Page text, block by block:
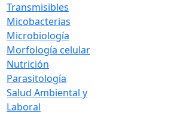
Transmisibles
Micobacterias
Microbiología
Morfología celular
Nutrición
Parasitología
Salud Ambiental y
Laboral